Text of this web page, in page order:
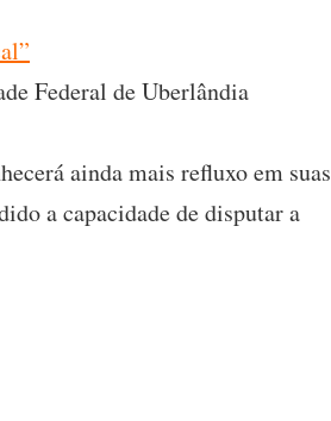
Federal de Uberlândia
ainda mais refluxo em suas
a capacidade de disputar a